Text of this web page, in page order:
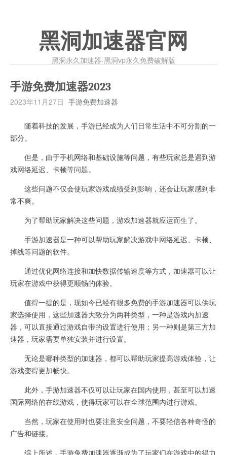
黑洞加速器官网
黑洞永久加速器-黑洞vp永久免费破解版
手游免费加速器2023
2023年11月27日 手游免费加速器
随着科技的发展，手游已经成为人们日常生活中不可分割的一
部分。
但是，由于手机网络和基础设施等问题，有些玩家总是遇到游
戏网络延迟、卡顿等问题。
这些问题不仅会使玩家游戏成绩受到影响，还会让玩家感到非
常不爽。
为了帮助玩家解决这些问题，游戏加速器就应运而生了。
手游加速器是一种可以帮助玩家解决游戏中网络延迟、卡顿、
掉线等问题的软件。
通过优化网络连接和加快数据传输速度等方式，加速器可以让
玩家在游戏中获得更顺畅的体验。
值得一提的是，现如今已经有很多免费的手游加速器可以供玩
家选择使用，这些加速器大致分为两种类型，一种是游戏内加速
器，可以直接通过游戏自带的设置进行使用；另一种则是第三方加
速器，玩家需要单独安装并进行设置。
无论是哪种类型的加速器，都可以帮助玩家提高游戏体验，让
游戏变得更加畅快。
此外，手游加速器不仅可以让玩家在国内使用，甚至可以加速
国际网络的在线游戏，使得玩家可以在全球范围内进行游戏。
当然，玩家在使用时也要注意安全问题，不要轻信各种奇怪的
广告和链接。
综上所述，手游免费加速器逐渐成为了玩家们在游戏中的得力